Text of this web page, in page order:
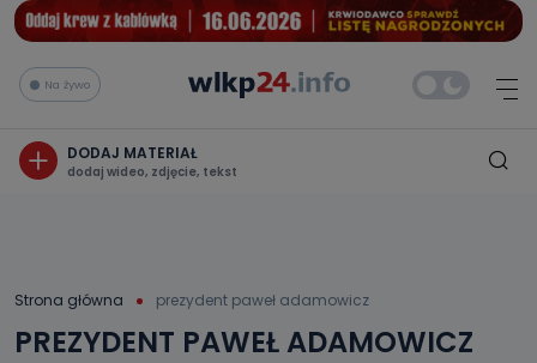
Na żywo
DODAJ MATERIAŁ
dodaj wideo, zdjęcie, tekst
Strona główna prezydent paweł adamowicz
PREZYDENT PAWEŁ ADAMOWICZ